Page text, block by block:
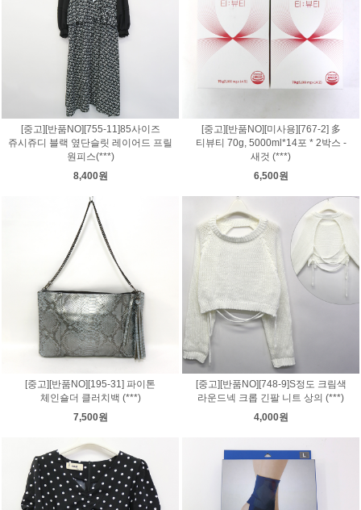
[중고][반품NO][755-11]85사이즈
쥬시쥬디 블랙 옆단슬릿 레이어드 프릴
원피스(***)
8,400원
[중고][반품NO][미사용][767-2] 多
티뷰티 70g, 5000ml*14포 * 2박스 -
새것 (***)
6,500원
[중고][반품NO][195-31] 파이톤
체인숄더 클러치백 (***)
7,500원
[중고][반품NO][748-9]S정도 크림색
라운드넥 크롭 긴팔 니트 상의 (***)
4,000원